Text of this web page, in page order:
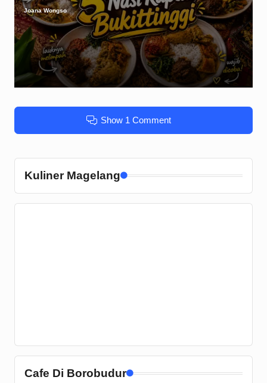
Posted
by
Joana Wongso
Show 1 Comment
Kuliner Magelang
Cafe Di Borobudur